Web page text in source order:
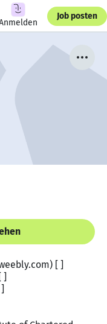
Job posten
[ ]
]